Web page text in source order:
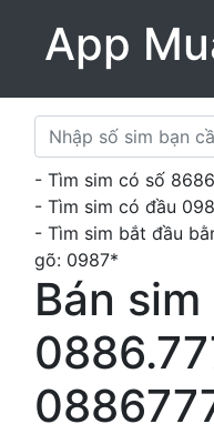
App
- Tìm sim có số
- Tìm sim có đầu
- Tìm sim bắt đầu
gõ: 0987*
Bán sim